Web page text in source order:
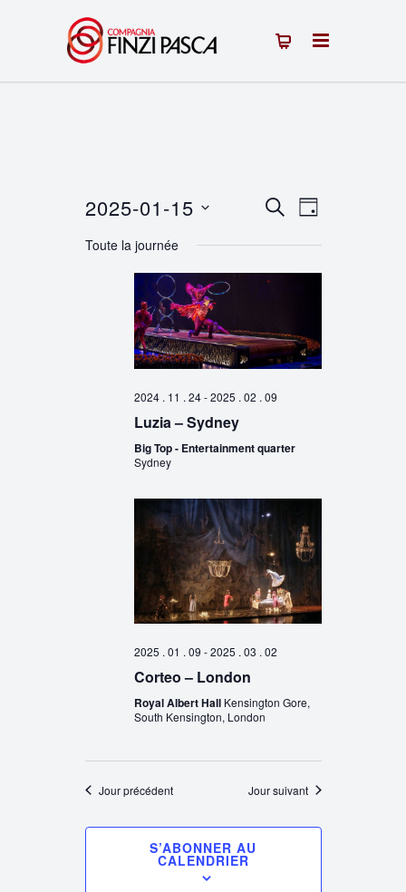
Recherche
et
navigation
vues
Évènements
RECHERCHE
Navigation
de
vues
JOUR
2025-01-15
une
Toute la journée
2024 . 11 . 24-2025 . 02 . 09
Luzia – Sydney
Big Top - Entertainment quarter
Sydney
2025 . 01 . 09 -2025 . 03 . 02
Corteo – London
Royal Albert Hall Kensington Gore,
South Kensington, London
Jour précédent Jour suivant
S’ABONNER AU
CALENDRIER